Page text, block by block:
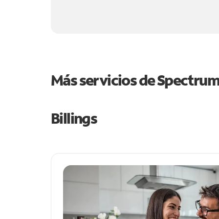
Más servicios de
Billings